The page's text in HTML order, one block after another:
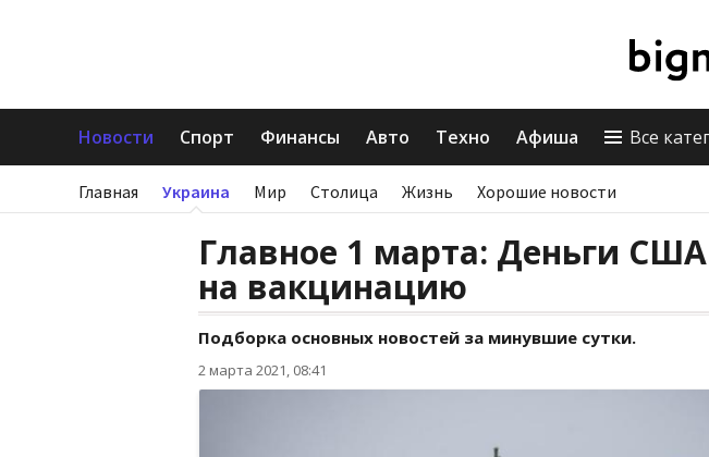
Новости Спорт Финансы Авто Техно Афиша Все
Главная Украина Мир Столица Жизнь Хорошие новости
Главное 1 марта: Деньги
на вакцинацию
Подборка основных новостей за минувшие сутки.
2 марта 2021, 08:41